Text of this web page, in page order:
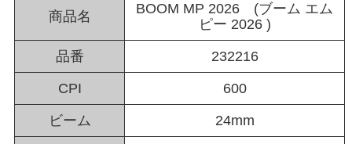
商品名
BOOM MP 2026 (ブーム エム
ピー 2026 )
品番 232216
CPI 600
ビーム 24mm